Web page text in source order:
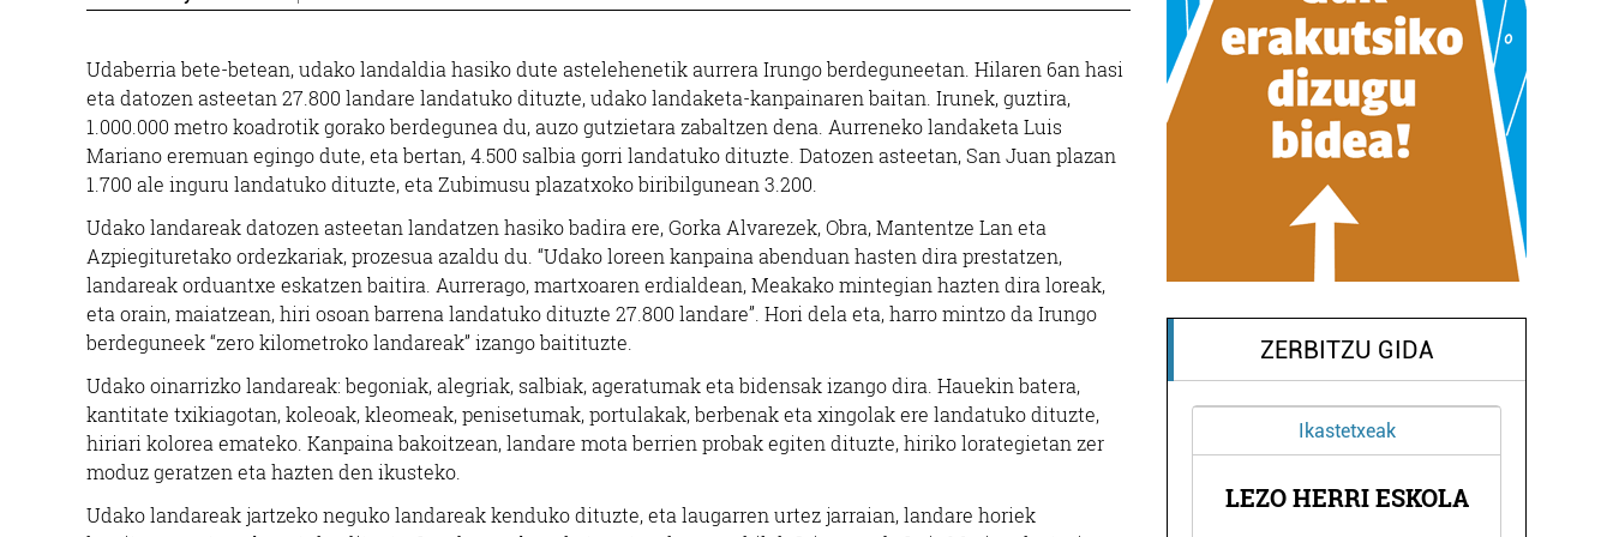
Udaberria bete-betean, udako landaldia hasiko dute astelehenetik aurrera Irungo berdeguneetan. Hilaren 6an hasi
eta datozen asteetan 27.800 landare landatuko dituzte, udako landaketa-kanpainaren baitan. Irunek, guztira,
1.000.000 metro koadrotik gorako berdegunea du, auzo gutzietara zabaltzen dena. Aurreneko landaketa Luis
Mariano eremuan egingo dute, eta bertan, 4.500 salbia gorri landatuko dituzte. Datozen asteetan, San Juan plazan
1.700 ale inguru landatuko dituzte, eta Zubimusu plazatxoko biribilgunean 3.200.
Udako landareak datozen asteetan landatzen hasiko badira ere, Gorka Alvarezek, Obra, Mantentze Lan eta
Azpiegituretako ordezkariak, prozesua azaldu du. “Udako loreen kanpaina abenduan hasten dira prestatzen,
landareak orduantxe eskatzen baitira. Aurrerago, martxoaren erdialdean, Meakako mintegian hazten dira loreak,
eta orain, maiatzean, hiri osoan barrena landatuko dituzte 27.800 landare”. Hori dela eta, harro mintzo da Irungo
berdeguneek “zero kilometroko landareak” izango baitituzte.
Udako oinarrizko landareak: begoniak, alegriak, salbiak, ageratumak eta bidensak izango dira. Hauekin batera,
kantitate txikiagotan, koleoak, kleomeak, penisetumak, portulakak, berbenak eta xingolak ere landatuko dituzte,
hiriari kolorea emateko. Kanpaina bakoitzean, landare mota berrien probak egiten dituzte, hiriko lorategietan zer
moduz geratzen eta hazten den ikusteko.
Udako landareak jartzeko neguko landareak kenduko dituzte, eta laugarren urtez jarraian, landare horiek
ZERBITZU GIDA
Osasungintza
BIZI ONDO
KIROPRAKTIKOAK
Ikastetxeak Osasungintza
KIROPRAKTIKOAK
Ikastetxeak
LEZO HERRI ESKOLA